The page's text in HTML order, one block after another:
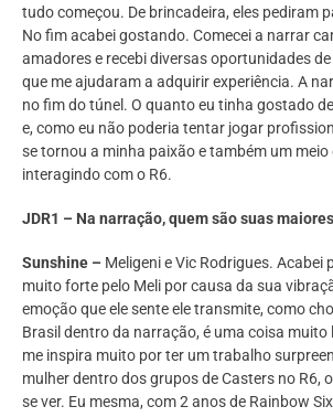
tudo começou. De brincadeira, eles pediram
No fim acabei gostando. Comecei a narrar
amadores e recebi diversas oportunidades
que me ajudaram a adquirir experiência. A
no fim do túnel. O quanto eu tinha gostado
e, como eu não poderia tentar jogar
se tornou a minha paixão e também um
interagindo com o R6.
JDR1 – Na narração, quem são suas
Sunshine – Meligeni e Vic Rodrigues. Acabei
muito forte pelo Meli por causa da sua
emoção que ele sente ele transmite, como
Brasil dentro da narração, é uma coisa muito
me inspira muito por ter um trabalho
mulher dentro dos grupos de Casters no R6,
se ver. Eu mesma, com 2 anos de Rainbow